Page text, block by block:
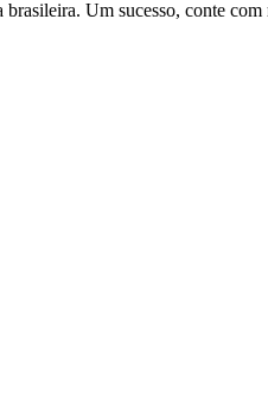
Um sucesso, conte com